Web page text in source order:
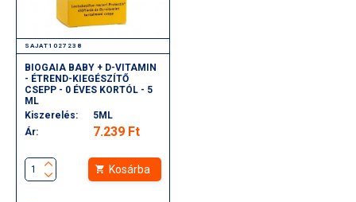
SAJAT1027238
BIOGAIA BABY + D-VITAMIN
- ÉTREND-KIEGÉSZÍTŐ
CSEPP - 0 ÉVES KORTÓL - 5
ML
Kiszerelés:
5ML
Ár:
7.239 Ft
Kosárba